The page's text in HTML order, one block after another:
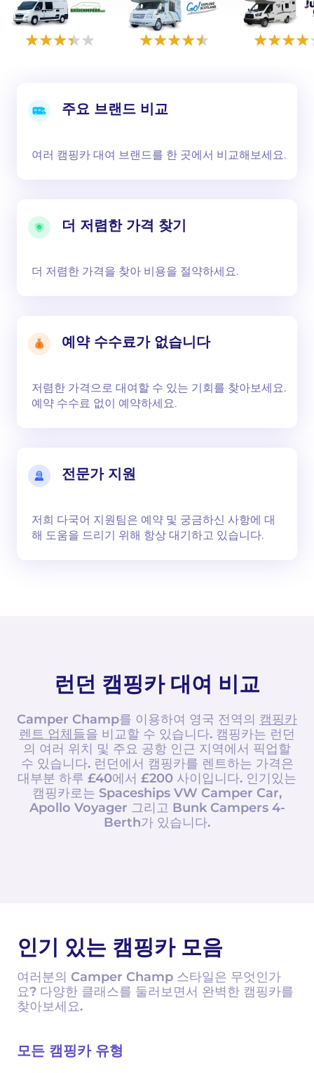
주요 브랜드 비교
여러 캠핑카 대여 브랜드를 한 곳에서 비교해보세요.
더 저렴한 가격 찾기
더 저렴한 가격을 찾아 비용을 절약하세요.
예약 수수료가 없습니다
저렴한 가격으로 대여할 수 있는 기회를 찾아보세요.
예약 수수료 없이 예약하세요.
전문가 지원
저희 다국어 지원팀은 예약 및 궁금하신 사항에 대
해 도움을 드리기 위해 항상 대기하고 있습니다.
런던 캠핑카 대여 비교
Camper Champ를 이용하여 영국 전역의 캠핑카
렌트 업체들을 비교할 수 있습니다. 캠핑카는 런던
의 여러 위치 및 주요 공항 인근 지역에서 픽업할
수 있습니다. 런던에서 캠핑카를 렌트하는 가격은
대부분 하루 £40에서 £200 사이입니다. 인기있는
캠핑카로는 Spaceships VW Camper Car,
Apollo Voyager 그리고 Bunk Campers 4-
Berth가 있습니다.
인기 있는 캠핑카 모음
여러분의 Camper Champ 스타일은 무엇인가
요? 다양한 클래스를 둘러보면서 완벽한 캠핑카를
찾아보세요.
모든 캠핑카 유형